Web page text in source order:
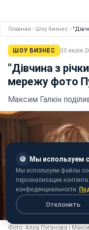
Главная › Шоу бизнес ›
ШОУ БИЗНЕС 03 июля
"Дівчина з
мережу фото
Максим Галкін
Фото: Алла Пугачова і
🍪 Мы используем
Мы используем файлы
персонализации
конфиденциальности.
Отклонить